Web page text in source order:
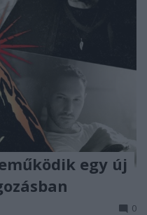
egy új
0